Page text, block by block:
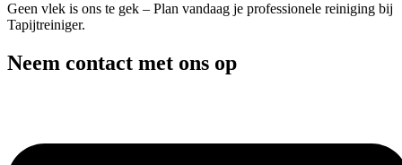
Geen vlek is ons te gek – Plan vandaag je professionele reiniging bij
Tapijtreiniger.
Neem contact met ons op